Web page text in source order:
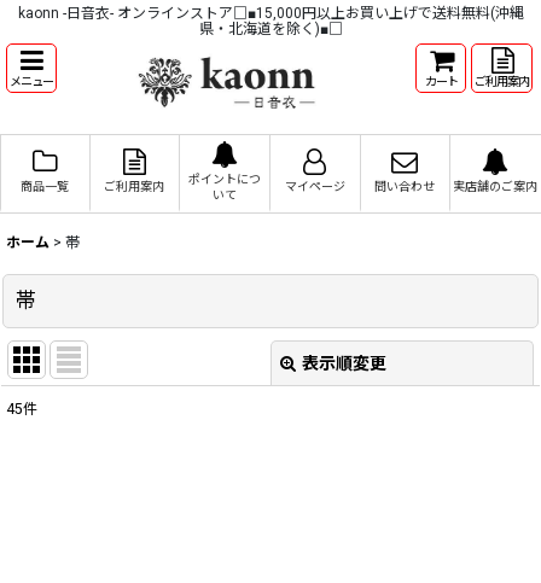
kaonn -日音衣- オンラインストア□■15,000円以上お買い上げで送料無料(沖縄
県・北海道を除く)■□
メニュー カート ご利用案内
商品一覧 ご利用案内
ポイントにつ
いて
マイページ 問い合わせ 実店舗のご案内
ホーム > 帯
帯
表示順変更
45件